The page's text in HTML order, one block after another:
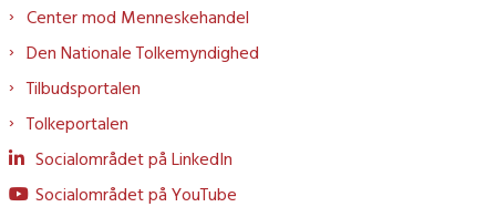
Center mod Menneskehandel
Den Nationale Tolkemyndighed
Tilbudsportalen
Tolkeportalen
Socialområdet på LinkedIn
Socialområdet på YouTube